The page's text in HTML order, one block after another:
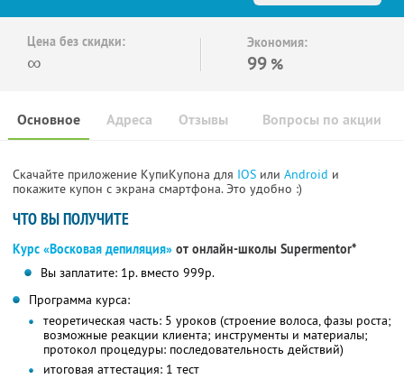
Цена без скидки:
∞
Экономия:
99 %
Основное Отзывы Вопросы по акции
Адреса
Скачайте приложение КупиКупона для IOS или Android и
покажите купон с экрана смартфона. Это удобно :)
ЧТО ВЫ ПОЛУЧИТЕ
Курс «Восковая депиляция» от онлайн-школы Supermentor*
Вы заплатите: 1р. вместо 999р.
Программа курса:
теоретическая часть: 5 уроков (строение волоса, фазы роста;
возможные реакции клиента; инструменты и материалы;
протокол процедуры: последовательность действий)
итоговая аттестация: 1 тест